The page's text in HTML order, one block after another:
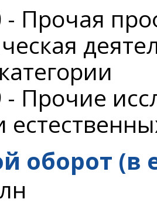
- Прочая
- Прочие
оборот (в